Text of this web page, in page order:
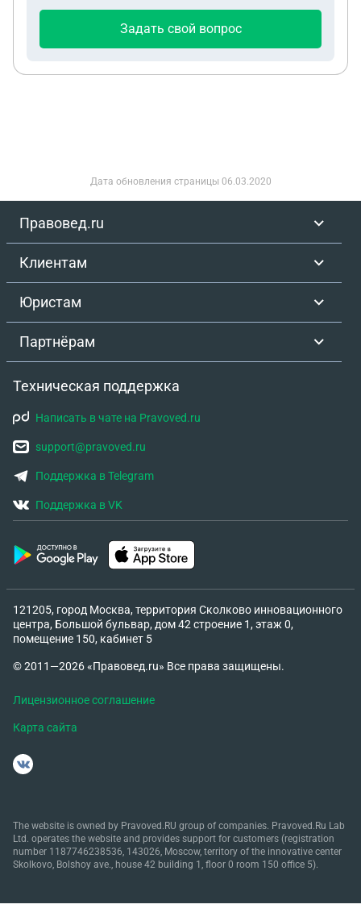
Задать свой вопрос
Дата обновления страницы 06.03.2020
Правовед.ru
Клиентам
Юристам
Партнёрам
Техническая поддержка
Написать в чате на Pravoved.ru
support@pravoved.ru
Поддержка в Telegram
Поддержка в VK
121205, город Москва, территория Сколково инновационного
центра, Большой бульвар, дом 42 строение 1, этаж 0,
помещение 150, кабинет 5
© 2011—2026 «Правовед.ru» Все права защищены.
Лицензионное соглашение
Карта сайта
The website is owned by Pravoved.RU group of companies. Pravoved.Ru Lab
Ltd. operates the website and provides support for customers (registration
number 1187746238536, 143026, Moscow, territory of the innovative center
Skolkovo, Bolshoy ave., house 42 building 1, floor 0 room 150 office 5).